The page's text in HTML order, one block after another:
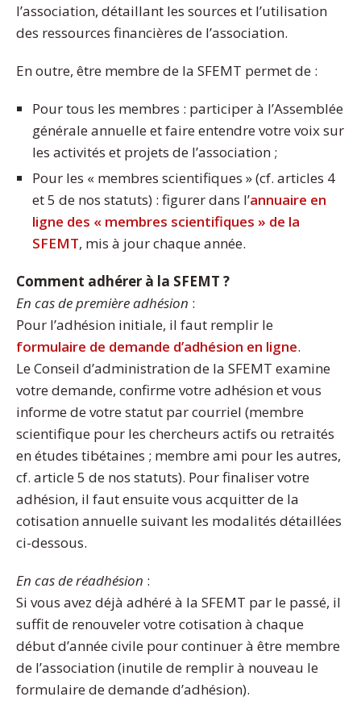
l’association, détaillant les sources et l’utilisation
des ressources financières de l’association.
En outre, être membre de la SFEMT permet de :
Pour tous les membres : participer à l’Assemblée
générale annuelle et faire entendre votre voix sur
les activités et projets de l’association ;
Pour les « membres scientifiques » (cf. articles 4
et 5 de nos statuts) : figurer dans l’annuaire en
ligne des « membres scientifiques » de la
SFEMT, mis à jour chaque année.
Comment adhérer à la SFEMT ?
En cas de première adhésion :
Pour l’adhésion initiale, il faut remplir le
formulaire de demande d’adhésion en ligne.
Le Conseil d’administration de la SFEMT examine
votre demande, confirme votre adhésion et vous
informe de votre statut par courriel (membre
scientifique pour les chercheurs actifs ou retraités
en études tibétaines ; membre ami pour les autres,
cf. article 5 de nos statuts). Pour finaliser votre
adhésion, il faut ensuite vous acquitter de la
cotisation annuelle suivant les modalités détaillées
ci-dessous.
En cas de réadhésion :
Si vous avez déjà adhéré à la SFEMT par le passé, il
suffit de renouveler votre cotisation à chaque
début d’année civile pour continuer à être membre
de l’association (inutile de remplir à nouveau le
formulaire de demande d’adhésion).